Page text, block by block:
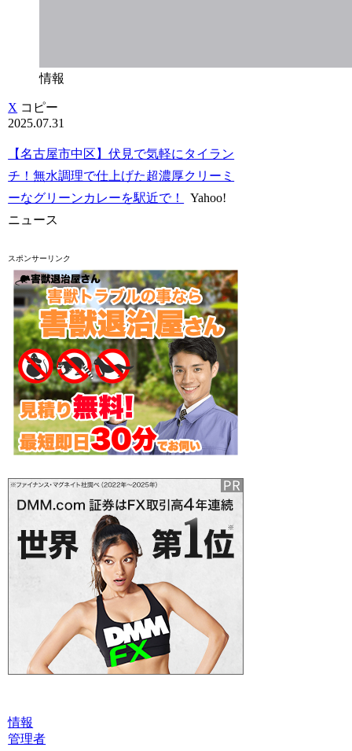
情報
X コピー
2025.07.31
【名古屋市中区】伏見で気軽にタイラン
チ！無水調理で仕上げた超濃厚クリーミ
ーなグリーンカレーを駅近で！
Yahoo!
ニュース
スポンサーリンク
情報
管理者